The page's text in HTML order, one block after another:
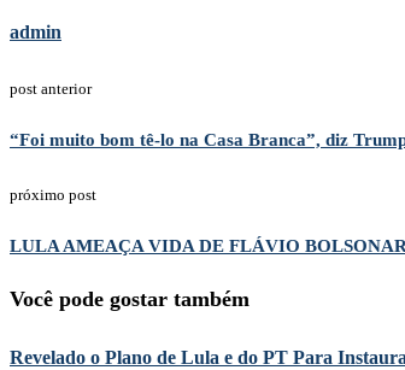
admin
post anterior
“Foi muito bom tê-lo na Casa Branca”, diz
próximo post
LULA AMEAÇA VIDA DE FLÁVIO
Você pode gostar também
Revelado o Plano de Lula e do PT Para